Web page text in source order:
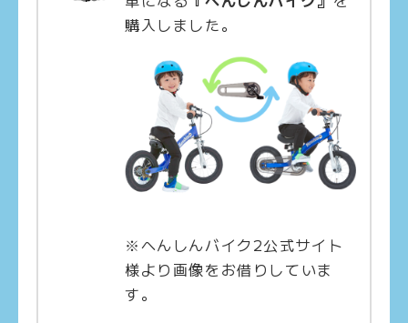
購入しました。
※へんしんバイク2公式サイト
様より画像をお借りしていま
す。